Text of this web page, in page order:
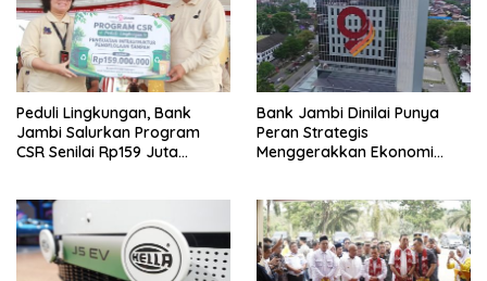
Peduli Lingkungan, Bank
Jambi Salurkan Program
CSR Senilai Rp159 Juta
Bank Jambi Dinilai Punya
Peran Strategis
Menggerakkan Ekonomi